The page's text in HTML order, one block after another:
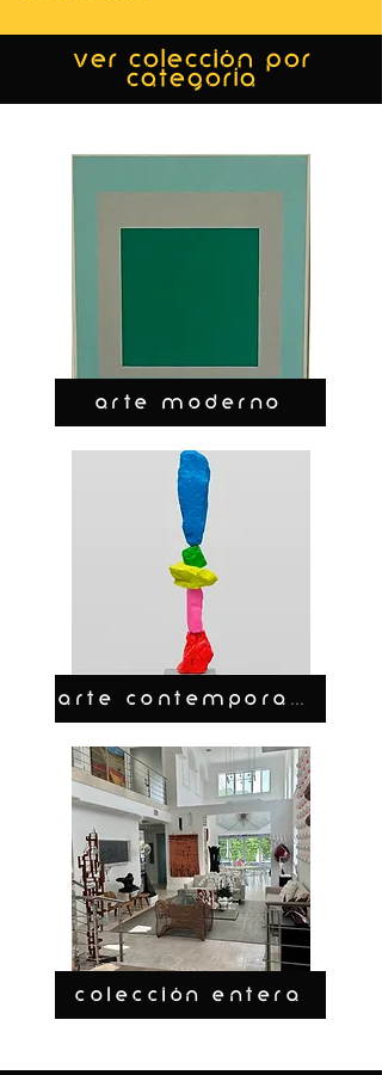
ver colección por
categoría
ARTE MODERNO
ARTE CONTEMPORANEO
COLECCIÓN ENTERA